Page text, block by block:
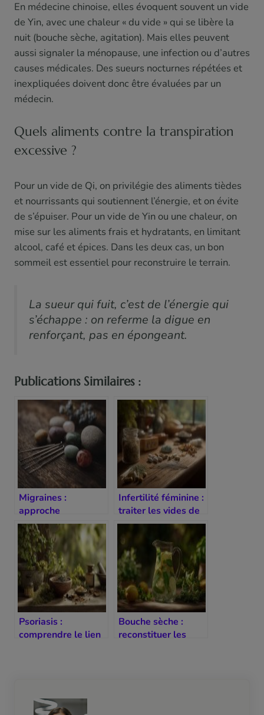
En médecine chinoise, elles évoquent souvent un vide
de Yin, avec une chaleur « du vide » qui se libère la
nuit (bouche sèche, agitation). Mais elles peuvent
aussi signaler la ménopause, une infection ou d’autres
causes médicales. Des sueurs nocturnes répétées et
inexpliquées doivent donc être évaluées par un
médecin.
Quels aliments contre la transpiration
excessive ?
Pour un vide de Qi, on privilégie des aliments tièdes
et nourrissants qui soutiennent l’énergie, et on évite
de s’épuiser. Pour un vide de Yin ou une chaleur, on
mise sur les aliments frais et hydratants, en limitant
alcool, café et épices. Dans les deux cas, un bon
sommeil est essentiel pour reconstruire le terrain.
La sueur qui fuit, c’est de l’énergie qui
s’échappe : on referme la digue en
renforçant, pas en épongeant.
Publications Similaires :
Migraines :
approche
énergétique du foie
en médecine
chinoise
Infertilité féminine :
traiter les vides de
sang ou de rein
Psoriasis :
comprendre le lien
Bouche sèche :
reconstituer les